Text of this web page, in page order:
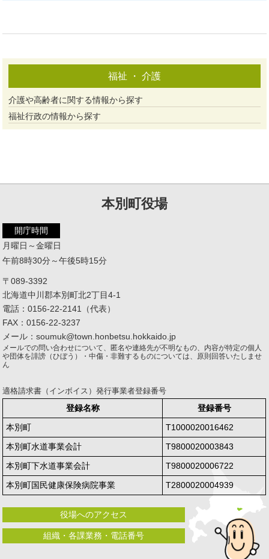
福祉 ・ 介護
介護や高齢者に関する情報から探す
福祉行政の情報から探す
本別町役場
開庁時間
月曜日～金曜日
午前8時30分～午後5時15分
〒089-3392
北海道中川郡本別町北2丁目4-1
電話：0156-22-2141（代表）
FAX：0156-22-3237
メール：soumuk@town.honbetsu.hokkaido.jp
メールでの問い合わせについて、匿名や連絡先が不明なもの、内容が特定の個人
や団体を誹謗（ひぼう）・中傷・非難するものについては、原則回答いたしませ
ん
適格請求書（インボイス）発行事業者登録番号
登録名称
登録番号
本別町
T1000020016462
本別町水道事業会計
T9800020003843
本別町下水道事業会計
T9800020006722
本別町国民健康保険病院事業
T2800020004939
役場へのアクセス
組織・各課業務・電話番号